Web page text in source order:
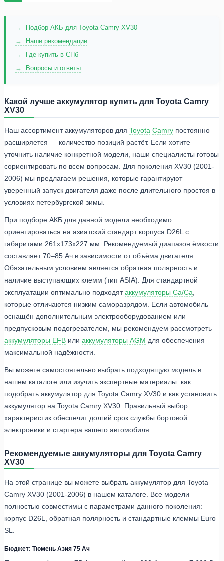
Подбор АКБ для Toyota Camry XV30
Наши рекомендации
Где купить в СПб
Вопросы и ответы
Какой лучше аккумулятор купить для Toyota Camry
XV30
Наш ассортимент аккумуляторов для Toyota Camry постоянно
расширяется — количество позиций растёт. Если хотите
уточнить наличие конкретной модели, наши специалисты готовы
сориентировать по всем вопросам. Для поколения XV30 (2001-
2006) мы предлагаем решения, которые гарантируют
уверенный запуск двигателя даже после длительного простоя в
условиях петербургской зимы.
При подборе АКБ для данной модели необходимо
ориентироваться на азиатский стандарт корпуса D26L с
габаритами 261x173x227 мм. Рекомендуемый диапазон ёмкости
составляет 70–85 Ач в зависимости от объёма двигателя.
Обязательным условием является обратная полярность и
наличие выступающих клемм (тип ASIA). Для стандартной
эксплуатации оптимально подходятаккумуляторы Ca/Ca
которые отличаются низким саморазрядом. Если автомобиль
оснащён дополнительным электрооборудованием или
предпусковым подогревателем, мы рекомендуем рассмотреть
аккумуляторы EFB или аккумуляторы AGM для обеспечения
максимальной надёжности.
Вы можете самостоятельно выбрать подходящую модель в
нашем каталоге или изучить экспертные материалы: как
подобрать аккумулятор для Toyota Camry XV30 и как установить
аккумулятор на Toyota Camry XV30. Правильный выбор
характеристик обеспечит долгий срок службы бортовой
электроники и стартера вашего автомобиля.
Рекомендуемые аккумуляторы для Toyota Camry
XV30
На этой странице вы можете выбрать аккумулятор для Toyota
Camry XV30 (2001-2006) в нашем каталоге. Все модели
полностью совместимы с параметрами данного поколения:
корпус D26L, обратная полярность и стандартные клеммы Euro
SL.
Бюджет: Тюмень Азия 75 Ач